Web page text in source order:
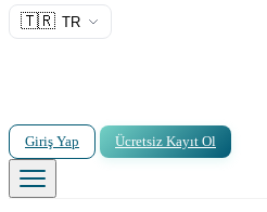
🇹🇷 TR
Giriş Yap Ücretsiz Kayıt Ol